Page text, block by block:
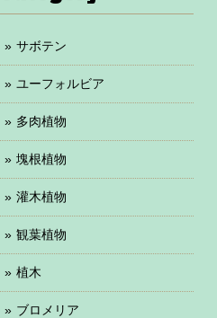
サボテン
ユーフォルビア
多肉植物
塊根植物
灌木植物
観葉植物
植木
ブロメリア